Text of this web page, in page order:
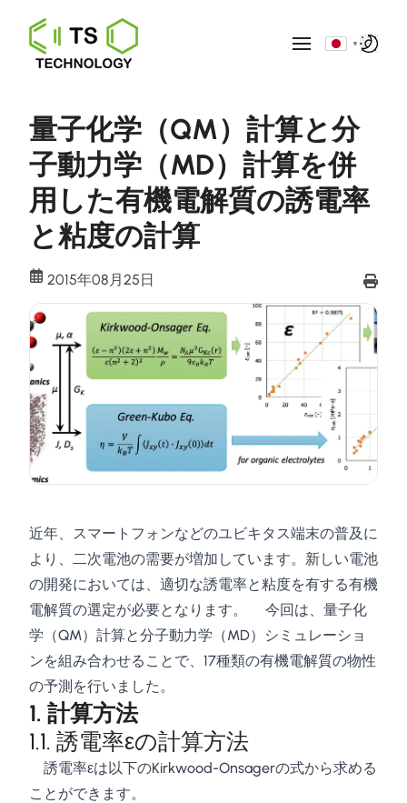
▼
量子化学（QM）計算と分
子動力学（MD）計算を併
用した有機電解質の誘電率
と粘度の計算
2015年08月25日
近年、スマートフォンなどのユビキタス端末の普及に
より、二次電池の需要が増加しています。新しい電池
の開発においては、適切な誘電率と粘度を有する有機
電解質の選定が必要となります。 今回は、量子化
学（QM）計算と分子動力学（MD）シミュレーショ
ンを組み合わせることで、17種類の有機電解質の物性
の予測を行いました。
1. 計算方法
1.1. 誘電率εの計算方法
誘電率εは以下のKirkwood-Onsagerの式から求める
ことができます。